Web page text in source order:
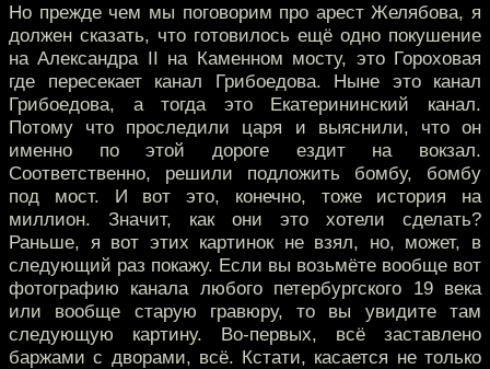
Но прежде чем мы поговорим про арест Желябова, я
должен сказать, что готовилось ещё одно покушение
на Александра II на Каменном мосту, это Гороховая
где пересекает канал Грибоедова. Ныне это канал
Грибоедова, а тогда это Екатерининский канал.
Потому что проследили царя и выяснили, что он
именно по этой дороге ездит на вокзал.
Соответственно, решили подложить бомбу, бомбу
под мост. И вот это, конечно, тоже история на
миллион. Значит, как они это хотели сделать?
Раньше, я вот этих картинок не взял, но, может, в
следующий раз покажу. Если вы возьмёте вообще вот
фотографию канала любого петербургского 19 века
или вообще старую гравюру, то вы увидите там
следующую картину. Во-первых, всё заставлено
баржами с дворами, всё. Кстати, касается не только